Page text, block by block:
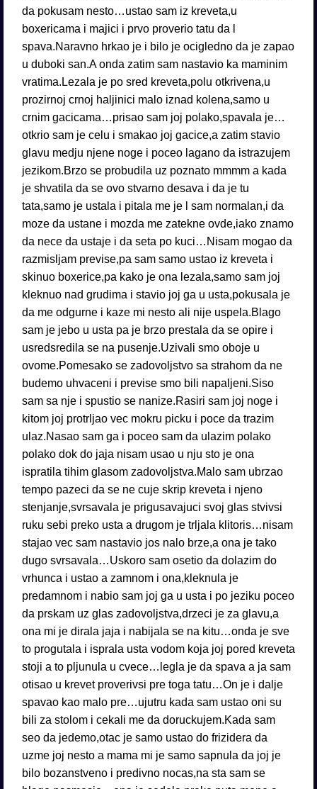
da pokusam nesto…ustao sam iz kreveta,u
boxericama i majici i prvo proverio tatu da l
spava.Naravno hrkao je i bilo je ocigledno da je zapao
u duboki san.A onda zatim sam nastavio ka maminim
vratima.Lezala je po sred kreveta,polu otkrivena,u
prozirnoj crnoj haljinici malo iznad kolena,samo u
crnim gacicama…prisao sam joj polako,spavala je…
otkrio sam je celu i smakao joj gacice,a zatim stavio
glavu medju njene noge i poceo lagano da istrazujem
jezikom.Brzo se probudila uz poznato mmmm a kada
je shvatila da se ovo stvarno desava i da je tu
tata,samo je ustala i pitala me je l sam normalan,i da
moze da ustane i mozda me zatekne ovde,iako znamo
da nece da ustaje i da seta po kuci…Nisam mogao da
razmisljam previse,pa sam samo ustao iz kreveta i
skinuo boxerice,pa kako je ona lezala,samo sam joj
kleknuo nad grudima i stavio joj ga u usta,pokusala je
da me odgurne i kaze mi nesto ali nije uspela.Blago
sam je jebo u usta pa je brzo prestala da se opire i
usredsredila se na pusenje.Uzivali smo oboje u
ovome.Pomesako se zadovoljstvo sa strahom da ne
budemo uhvaceni i previse smo bili napaljeni.Siso
sam sa nje i spustio se nanize.Rasiri sam joj noge i
kitom joj protrljao vec mokru picku i poce da trazim
ulaz.Nasao sam ga i poceo sam da ulazim polako
polako dok do jaja nisam usao u nju sto je ona
ispratila tihim glasom zadovoljstva.Malo sam ubrzao
tempo pazeci da se ne cuje skrip kreveta i njeno
stenjanje,svrsavala je prigusavajuci svoj glas stvivsi
ruku sebi preko usta a drugom je trljala klitoris…nisam
stajao vec sam nastavio jos nalo brze,a ona je tako
dugo svrsavala…Uskoro sam osetio da dolazim do
vrhunca i ustao a zamnom i ona,kleknula je
predamnom i nabio sam joj ga u usta i po jeziku poceo
da prskam uz glas zadovoljstva,drzeci je za glavu,a
ona mi je dirala jaja i nabijala se na kitu…onda je sve
to progutala i isprala usta vodom koja joj pored kreveta
stoji a to pljunula u cvece…legla je da spava a ja sam
otisao u krevet proverivsi pre toga tatu…On je i dalje
spavao kao malo pre…ujutru kada sam ustao oni su
bili za stolom i cekali me da doruckujem.Kada sam
seo da jedemo,otac je samo ustao do frizidera da
uzme joj nesto a mama mi je samo sapnula da joj je
bilo bozanstveno i predivno nocas,na sta sam se